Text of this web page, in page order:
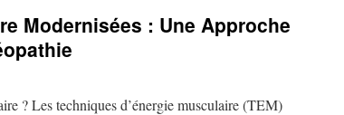
Modernisées : Une Approche
? Les techniques d’énergie musculaire (TEM)